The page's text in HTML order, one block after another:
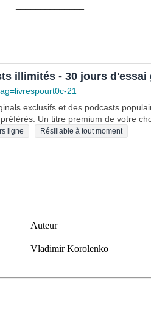
illimités - 30 jours d'essai
21
exclusifs et des podcasts
Un titre premium de votre
ligne Résiliable à tout moment
Auteur
Vladimir Korolenko